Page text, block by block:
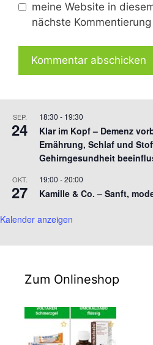
meine Website in
nächste
SEP.
24
18:30 - 19:30
Klar im Kopf – Demenz
Ernährung, Schlaf und
Gehirngesundheit
OKT.
27
19:00 -20:00
Kamille & Co. – Sanft,
Kalender anzeigen
Zum Onlineshop